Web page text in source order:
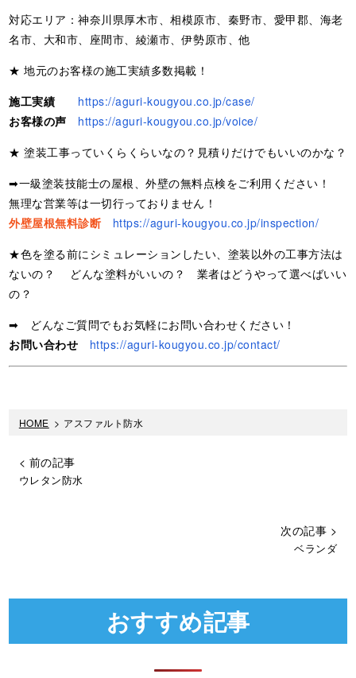
対応エリア：神奈川県厚木市、相模原市、秦野市、愛甲郡、海老
名市、大和市、座間市、綾瀬市、伊勢原市、他
★ 地元のお客様の施工実績多数掲載！
施工実績
https://aguri-kougyou.co.jp/case/
お客様の声
https://aguri-kougyou.co.jp/voice/
★ 塗装工事っていくらくらいなの？見積りだけでもいいのかな？
➡一級塗装技能士の屋根、外壁の無料点検をご利用ください！
無理な営業等は一切行っておりません！
外壁屋根無料診断
https://aguri-kougyou.co.jp/inspection/
★色を塗る前にシミュレーションしたい、塗装以外の工事方法は
ないの？ どんな塗料がいいの？ 業者はどうやって選べばいい
の？
➡ どんなご質問でもお気軽にお問い合わせください！
お問い合わせ
https://aguri-kougyou.co.jp/contact/
HOME > アスファルト防水
< 前の記事
ウレタン防水
次の記事 >
ベランダ
おすすめ記事